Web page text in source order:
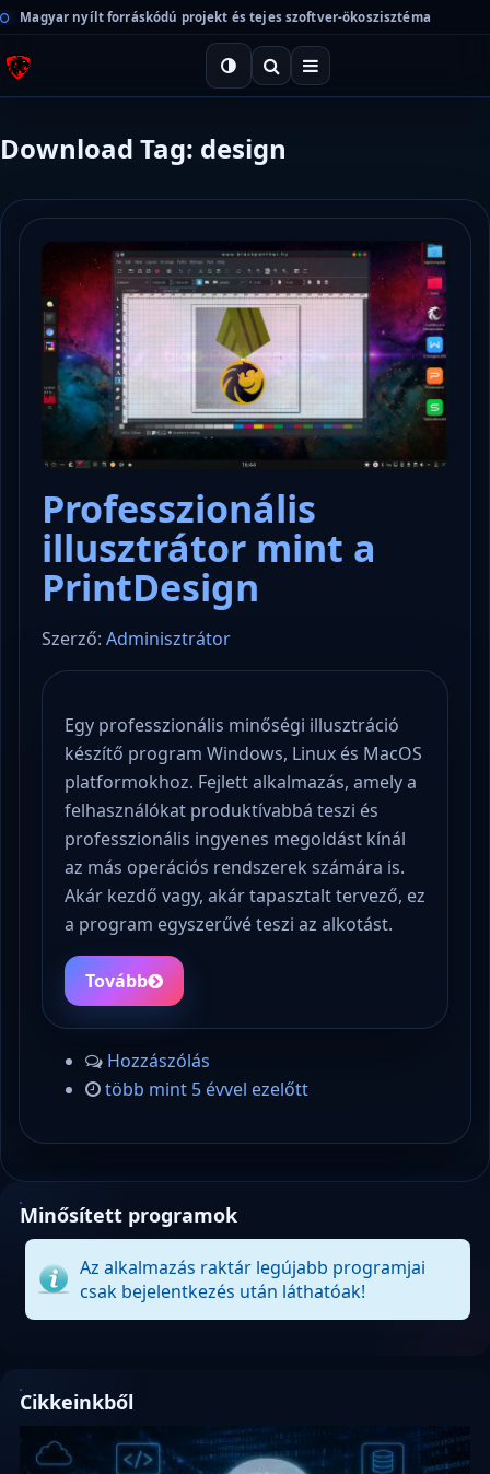
Magyar nyílt forráskódú projekt és tejes szoftver-ökoszisztéma
Download Tag: design
Professzionális
illusztrátor mint a
PrintDesign
Szerző: Adminisztrátor
Egy professzionális minőségi illusztráció
készítő program Windows, Linux és MacOS
platformokhoz. Fejlett alkalmazás, amely a
felhasználókat produktívabbá teszi és
professzionális ingyenes megoldást kínál
az más operációs rendszerek számára is.
Akár kezdő vagy, akár tapasztalt tervező, ez
a program egyszerűvé teszi az alkotást.
Tovább
Hozzászólás
több mint 5 évvel ezelőtt
Minősített programok
Az alkalmazás raktár legújabb programjai
csak bejelentkezés után láthatóak!
Cikkeinkből